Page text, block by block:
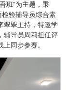
班”为主题，秉
检验辅导员综合素
翠翠主持，特邀学
辅导员周莉担任评
同步参赛。